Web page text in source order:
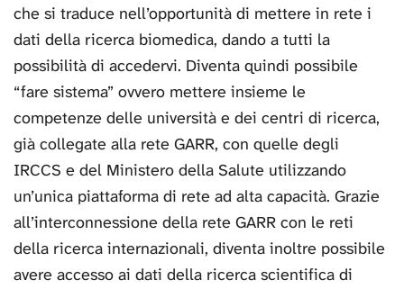
che si traduce nell’opportunità di mettere in rete i
dati della ricerca biomedica, dando a tutti la
possibilità di accedervi. Diventa quindi possibile
“fare sistema” ovvero mettere insieme le
competenze delle università e dei centri di ricerca,
già collegate alla rete GARR, con quelle degli
IRCCS e del Ministero della Salute utilizzando
un’unica piattaforma di rete ad alta capacità. Grazie
all’interconnessione della rete GARR con le reti
della ricerca internazionali, diventa inoltre possibile
avere accesso ai dati della ricerca scientifica di